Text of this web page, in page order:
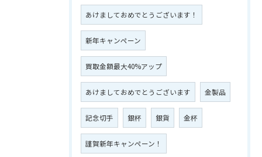
あけましておめでとうございます！
新年キャンペーン
買取金額最大40%アップ
あけましておめでとうございます 金製品
記念切手 銀杯 銀貨 金杯
謹賀新年キャンペーン！